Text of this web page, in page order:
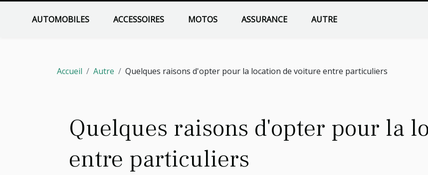
AUTOMOBILES ACCESSOIRES MOTOS ASSURANCE AUTRE
Accueil Autre Quelques raisons d'opter pour la location de voiture entre particuliers
Quelques raisons d'opter pour la
entre particuliers